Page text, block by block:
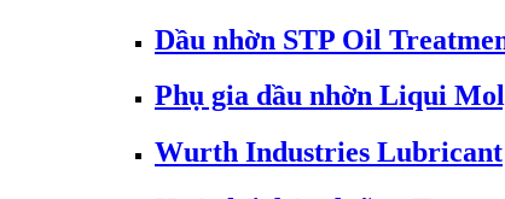
Dầu nhờn STP Oil
Phụ gia dầu nhờn Liqui
Wurth Industries Lubricant